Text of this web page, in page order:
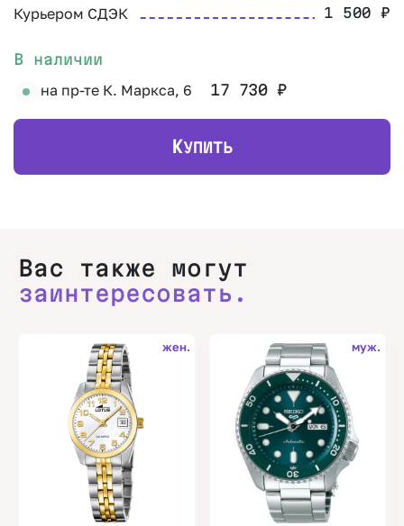
Курьером СДЭК 1 500₽
В наличии
на пр-те К. Маркса, 6 17 730₽
КУПИТЬ
Вас также могут
заинтересовать.
жен. муж.